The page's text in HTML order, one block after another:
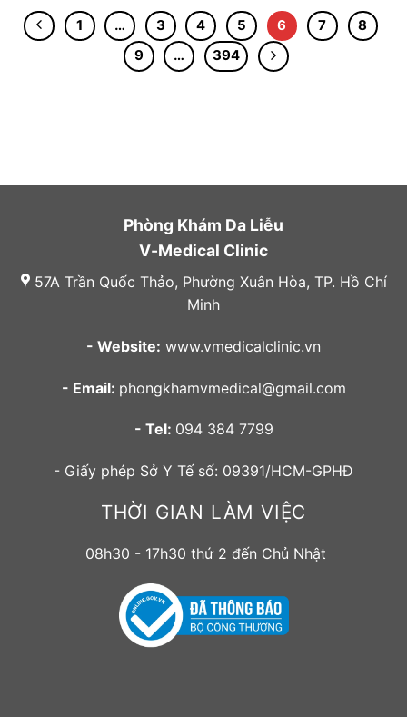
1 … 3 4 5 6 7
8
9
… 394
Phòng Khám Da Liễu
V-Medical Clinic
57A Trần Quốc Thảo, Phường Xuân Hòa, TP. Hồ Chí
Minh
- Website: www.vmedicalclinic.vn
- Email: phongkhamvmedical@gmail.com
- Tel: 094 384 7799
- Giấy phép Sở Y Tế số: 09391/HCM-GPHĐ
THỜI GIAN LÀM VIỆC
08h30 - 17h30 thứ 2 đến Chủ Nhật